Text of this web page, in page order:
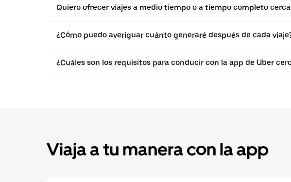
Quiero ofrecer viajes a medio tiempo o a tiempo completo
¿Cómo puedo averiguar cuánto generaré después de cada
¿Cuáles son los requisitos para conducir con la app de Uber
Viaja a tu manera con la app